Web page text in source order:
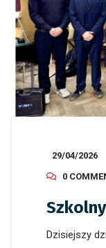
29/04/2026
0
Dzisiejszy